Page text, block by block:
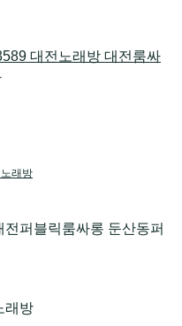
대전노래방 대전룸싸
래방
래방